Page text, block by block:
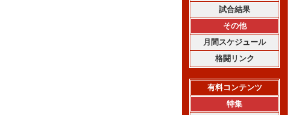
試合結果
その他
月間スケジュール
格闘リンク
有料コンテンツ
特集